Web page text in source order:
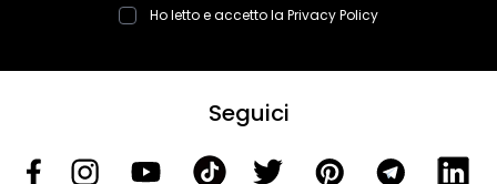
Ho letto e accetto la Privacy Policy
Seguici